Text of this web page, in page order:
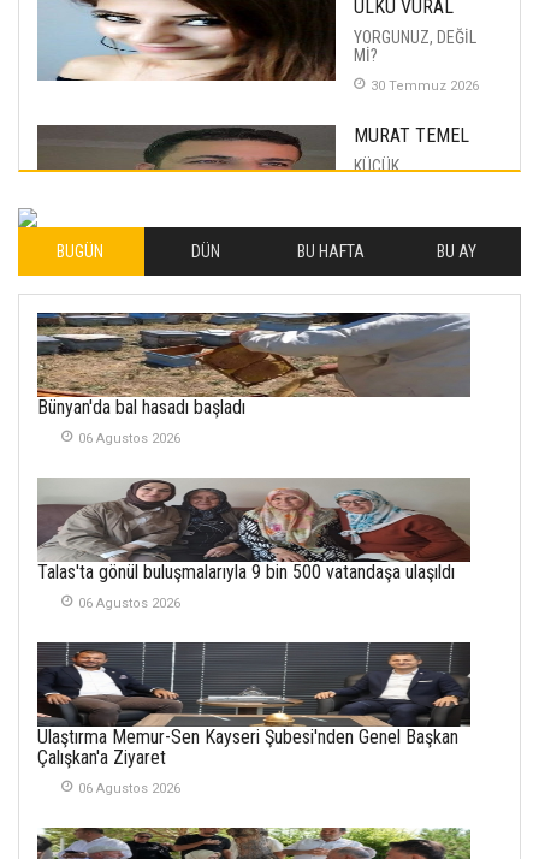
ÜLKÜ VURAL
YORGUNUZ, DEĞİL
Mİ?
30 Temmuz 2026
MURAT TEMEL
KÜÇÜK
İLHAN YILMAZ
SOFRADA AYRIMCILIK
VAR
26 Subat 2026
METİN ERTEM
21 Haziran 2026
SEMRA ŞAHİN
KENDİNE UYANMAK
Merve Şimşek
İlgi Alanlarımız ve Biz
02 Ekim 2025
Rizespor’la Nihayet 3
puana Ulaştı
BUGÜN DÜN BU HAFTA BU AY
Bünyan'da bal hasadı başladı
06 Agustos 2026
Talas'ta gönül buluşmalarıyla 9 bin 500 vatandaşa ulaşıldı
06 Agustos 2026
Ulaştırma Memur-Sen Kayseri Şubesi'nden Genel Başkan
Çalışkan'a Ziyaret
06 Agustos 2026